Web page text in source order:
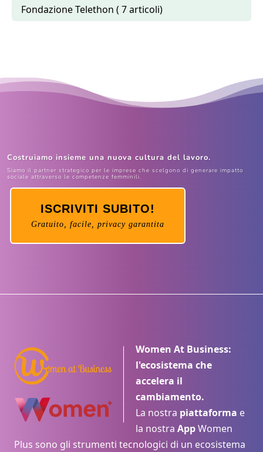
Fondazione Telethon ( 7 articoli)
Costruiamo insieme una nuova cultura del lavoro.
Siamo il partner strategico per le imprese che scelgono di generare impatto
sociale attraverso le competenze femminili.
ISCRIVITI SUBITO!
Gratuito, facile, privacy garantita
Women At Business:
l'ecosistema che
accelera il
cambiamento.
La nostra piattaforma e
la nostraAppWomen
Plus sono gli strumenti tecnologici di un ecosistema